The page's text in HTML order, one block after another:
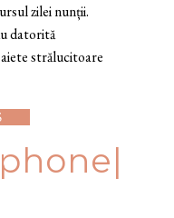
zilei nunții.
datorită
strălucitoare